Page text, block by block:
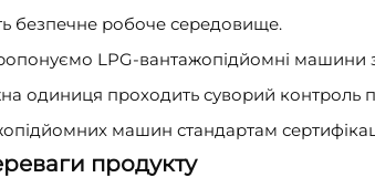
безпечне робоче середовище.
LPG-вантажопідйомні машини
одиниця проходить суворий контроль
машин стандартам
продукту